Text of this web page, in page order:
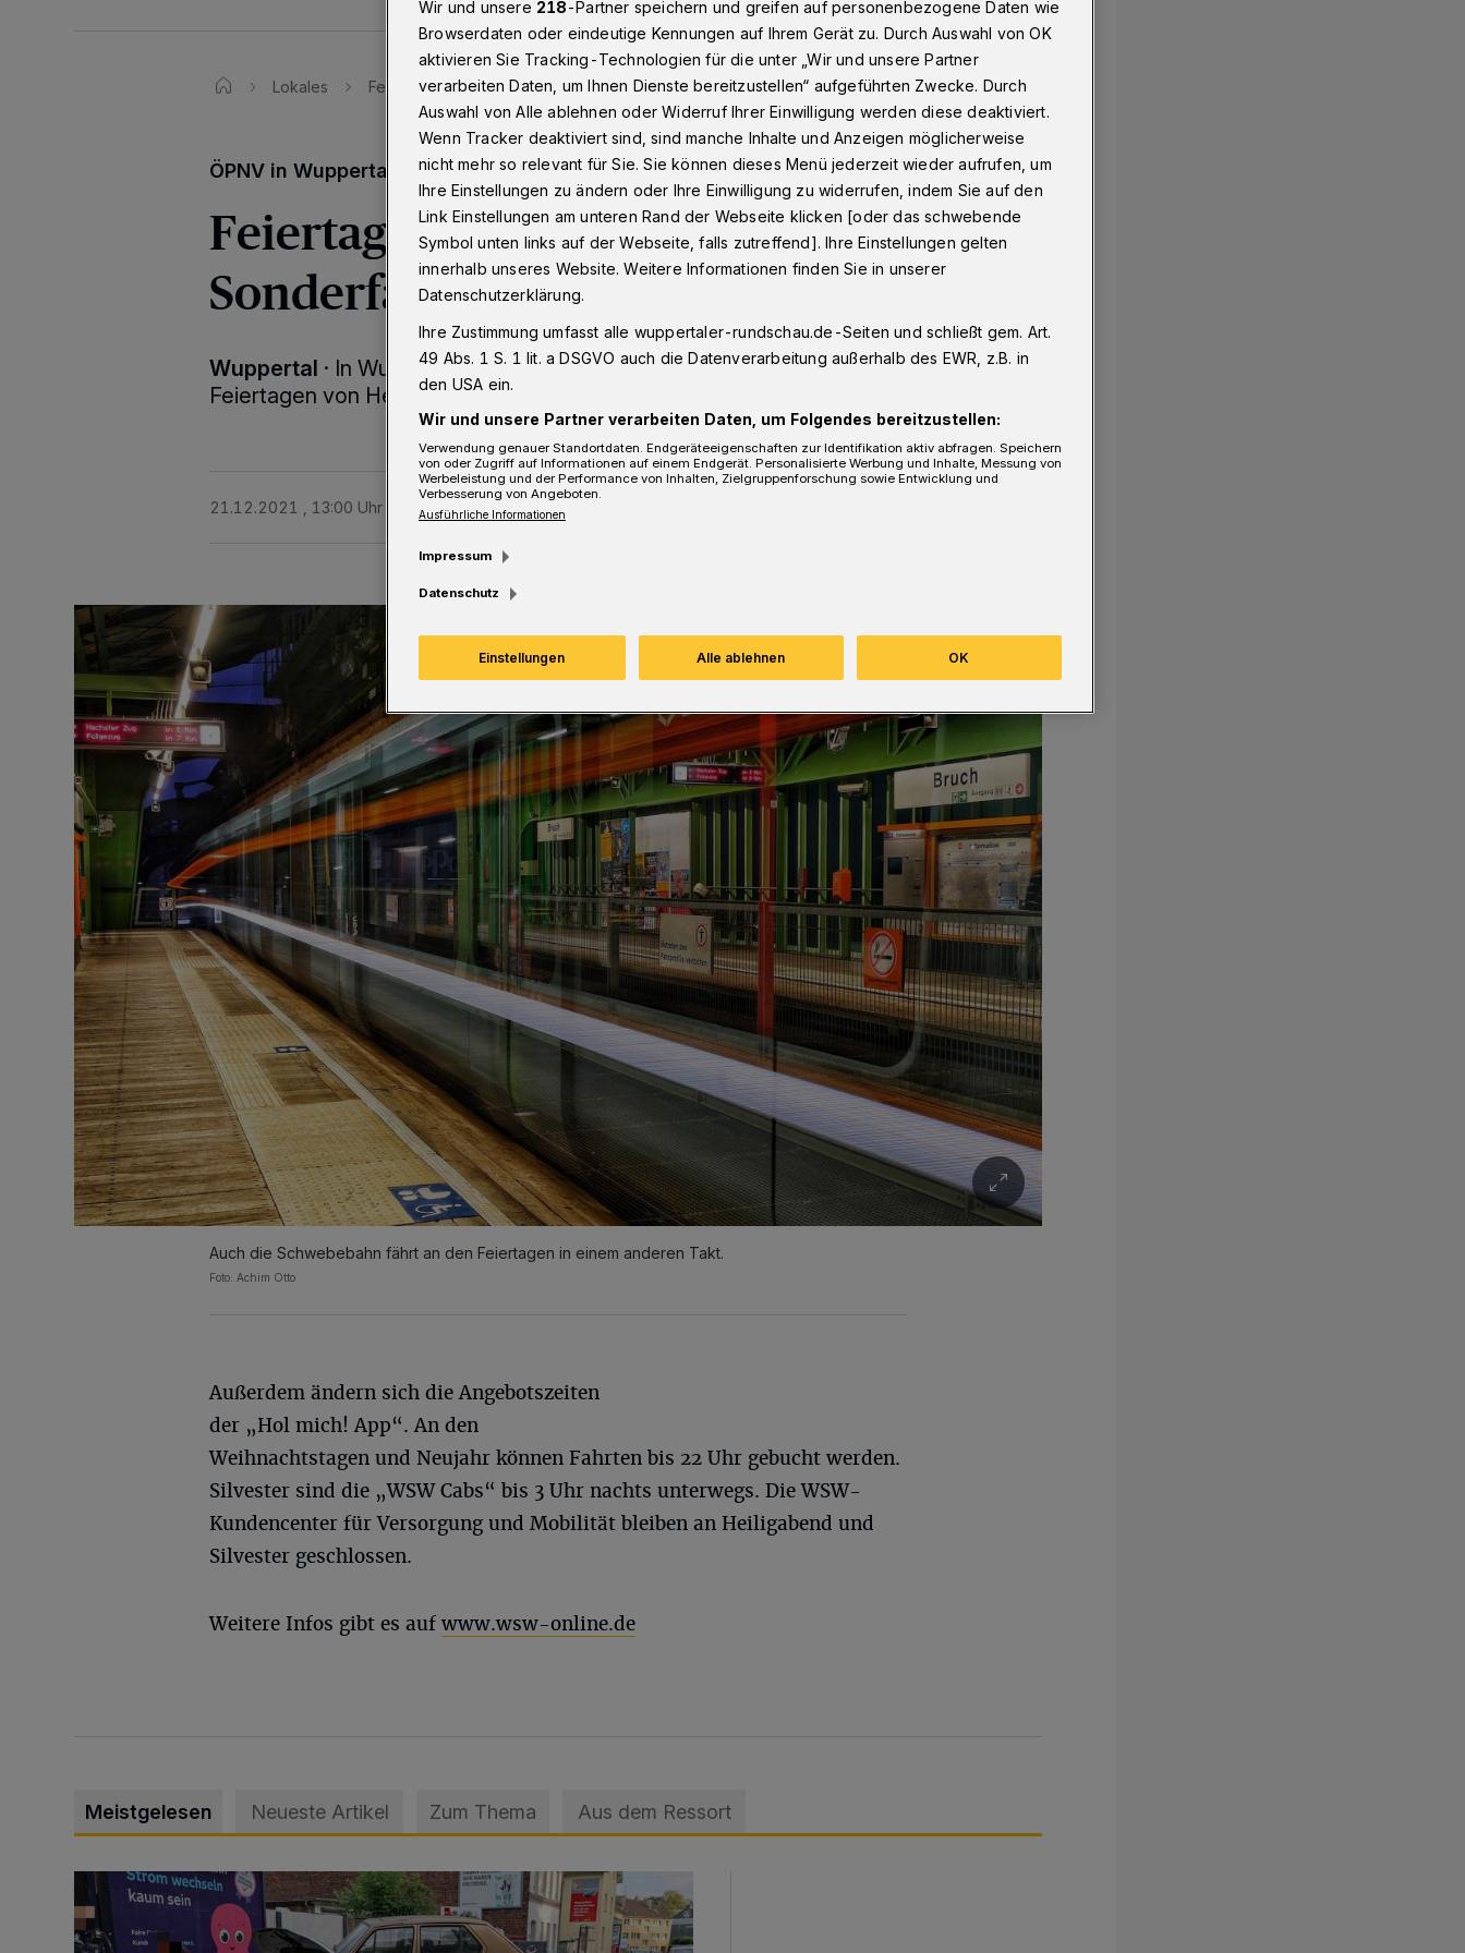
Lokales Feiertage: Wuppertaler Stadtwerke mit Sonderfahrplan
ÖPNV in Wuppertal
Feiertage: WSW mit
Sonderfahrplan
Wuppertal · In Wuppertal gilt für Busse und Schwebebahn an den
Feiertagen von Heiligabend bis Neujahr ein Sonderfahrplan.
21.12.2021 , 13:00 Uhr Eine Minute Lesezeit
Auch die Schwebebahn fährt an den Feiertagen in einem anderen Takt.
Foto: Achim Otto
Außerdem ändern sich die Angebotszeiten
der „Hol mich! App“. An den
Weihnachtstagen und Neujahr können Fahrten bis 22 Uhr gebucht werden.
Silvester sind die „WSW Cabs“ bis 3 Uhr nachts unterwegs. Die WSW-
Kundencenter für Versorgung und Mobilität bleiben an Heiligabend und
Silvester geschlossen.
Weitere Infos gibt es auf www.wsw-online.de
Meistgelesen Neueste Artikel Zum Thema Aus dem Ressort
Schwerer Unfall mit 2,48 Promille
Wir und unsere 218-Partner speichern und greifen auf personenbezogene Daten wie
Browserdaten oder eindeutige Kennungen auf Ihrem Gerät zu. Durch Auswahl von OK
aktivieren Sie Tracking-Technologien für die unter „Wir und unsere Partner
verarbeiten Daten, um Ihnen Dienste bereitzustellen“ aufgeführten Zwecke. Durch
Auswahl von Alle ablehnen oder Widerruf Ihrer Einwilligung werden diese deaktiviert.
Wenn Tracker deaktiviert sind, sind manche Inhalte und Anzeigen möglicherweise
nicht mehr so relevant für Sie. Sie können dieses Menü jederzeit wieder aufrufen, um
Ihre Einstellungen zu ändern oder Ihre Einwilligung zu widerrufen, indem Sie auf den
Link Einstellungen am unteren Rand der Webseite klicken [oder das schwebende
Symbol unten links auf der Webseite, falls zutreffend]. Ihre Einstellungen gelten
innerhalb unseres Website. Weitere Informationen finden Sie in unserer
Datenschutzerklärung.
Ihre Zustimmung umfasst alle wuppertaler-rundschau.de-Seiten und schließt gem. Art.
49 Abs. 1 S. 1 lit. a DSGVO auch die Datenverarbeitung außerhalb des EWR, z.B. in
den USA ein.
Wir und unsere Partner verarbeiten Daten, um Folgendes bereitzustellen:
Verwendung genauer Standortdaten. Endgeräteeigenschaften zur Identifikation aktiv abfragen. Speichern
von oder Zugriff auf Informationen auf einem Endgerät. Personalisierte Werbung und Inhalte, Messung von
Werbeleistung und der Performance von Inhalten, Zielgruppenforschung sowie Entwicklung und
Verbesserung von Angeboten.
Ausführliche Informationen
Impressum
Datenschutz
Einstellungen Alle ablehnen OK